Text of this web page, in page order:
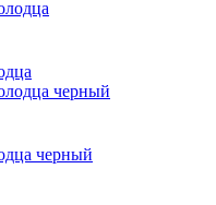
черный